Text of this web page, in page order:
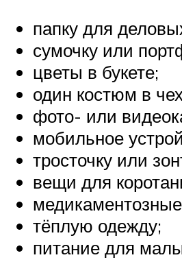
папку для
сумочку или
цветы в букете;
один костюм в
фото- или
мобильное
тросточку или
вещи для
тёплую одежду;
питание для